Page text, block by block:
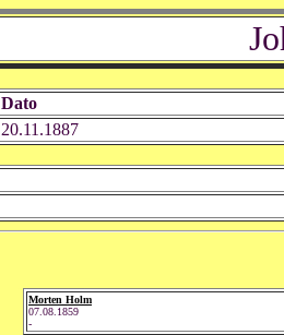
Dato
20.11.1887
Morten Holm
07.08.1859
-